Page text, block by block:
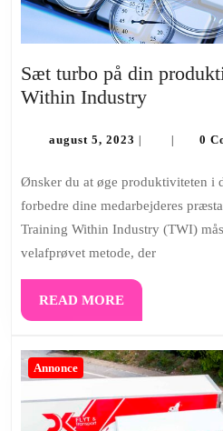
Sæt turbo på din
Within IndustrySæt
med
Training
Within
august 5, 2023 august
| | 0
Ønsker du at øge produktiviteten i din virksomhed? Vil du
forbedre dine medarbejderes
Training Within Industry (TWI)
velafprøvet metode, der
READ MOREREAD
MORE
Annonce